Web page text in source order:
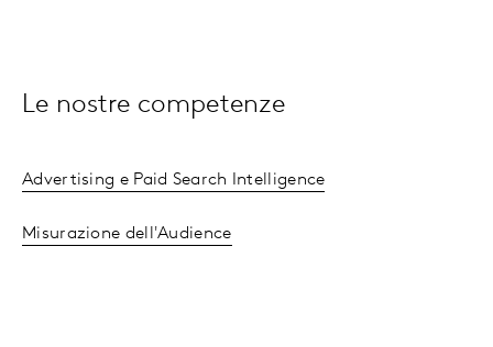
Le nostre competenze
Advertising e Paid Search Intelligence
Misurazione dell'Audience